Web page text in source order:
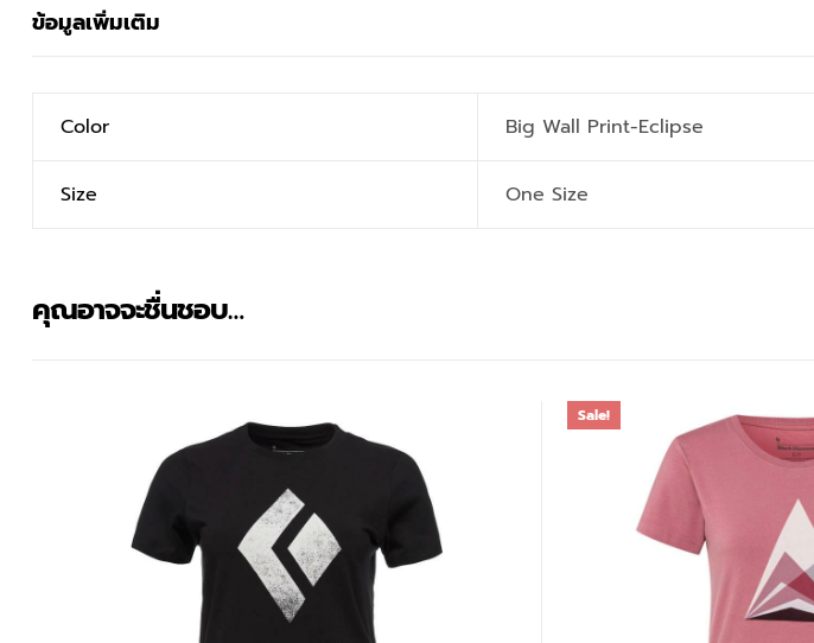
ข้อมูลเพิ่มเติม
Color Big Wall Print-Eclipse
Size One Size
คุณอาจจะชื่นชอบ…
Sale!